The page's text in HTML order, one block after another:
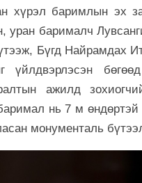
хүрэл баримлын эх
уран барималч
Бүгд Найрамдах
үйлдвэрлэсэн
ажилд
нь 7 м
монументаль